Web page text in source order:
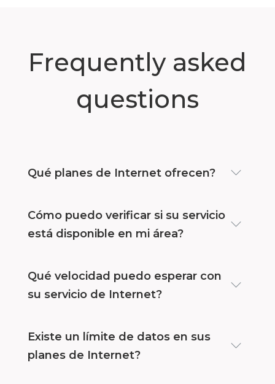
Frequently asked
questions
Qué planes de Internet ofrecen?
Cómo puedo verificar si su servicio
está disponible en mi área?
Qué velocidad puedo esperar con
su servicio de Internet?
Existe un límite de datos en sus
planes de Internet?